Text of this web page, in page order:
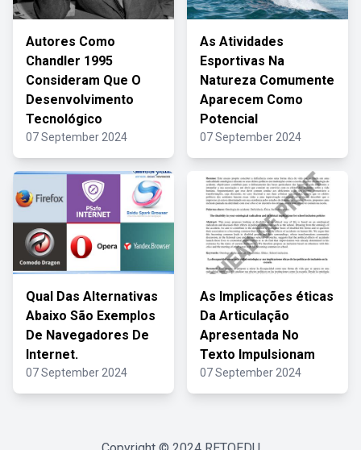
Autores Como
Chandler 1995
Consideram Que O
Desenvolvimento
Tecnológico
07 September 2024
As Atividades
Esportivas Na
Natureza Comumente
Aparecem Como
Potencial
07 September 2024
Qual Das Alternativas
Abaixo São Exemplos
De Navegadores De
Internet.
07 September 2024
As Implicações éticas
Da Articulação
Apresentada No
Texto Impulsionam
07 September 2024